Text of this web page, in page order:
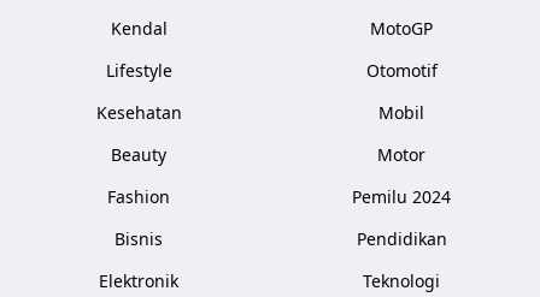
Kendal
Lifestyle
Kesehatan
Beauty
Fashion
Bisnis
Elektronik
MotoGP
Otomotif
Mobil
Motor
Pemilu 2024
Pendidikan
Teknologi